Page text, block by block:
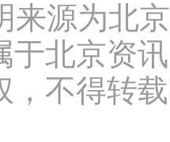
源为北
于北京资
，不得转